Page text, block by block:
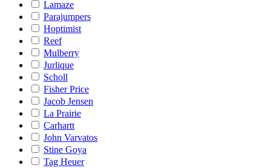
Lamaze
Parajumpers
Hoptimist
Reef
Mulberry
Jurlique
Scholl
Fisher Price
Jacob Jensen
La Prairie
Carhartt
John Varvatos
Stine Goya
Tag Heuer